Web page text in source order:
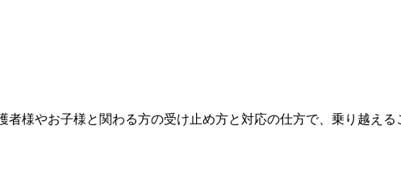
様やお子様と関わる方の受け止め方と対応の仕方で、乗り越え